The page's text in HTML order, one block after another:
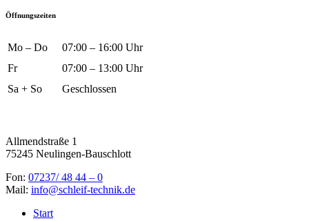
Öffnungszeiten
Mo – Do
07:00 – 16:00 Uhr
Fr
07:00 – 13:00 Uhr
Sa + So
Geschlossen
Allmendstraße 1
75245 Neulingen-Bauschlott
Fon: 07237/ 48 44 – 0
Mail: info@schleif-technik.de
Start